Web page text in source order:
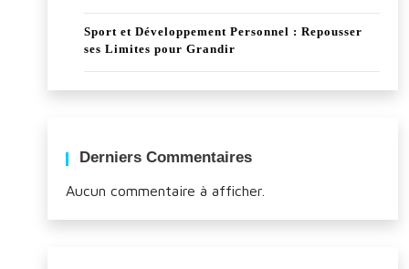
Sport et Développement Personnel : Repousser
ses Limites pour Grandir
Derniers Commentaires
Aucun commentaire à afficher.